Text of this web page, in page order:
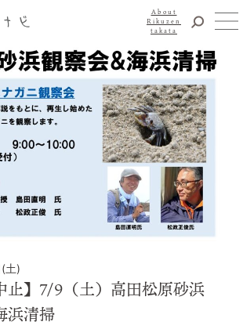
土)
止】7/9（土）高田松原砂浜
浜清掃
About
Rikuzen
takata
興
ト
ス
せ
チャンネル
観光サービス
ことならまずはココ！
田市観光物産協会